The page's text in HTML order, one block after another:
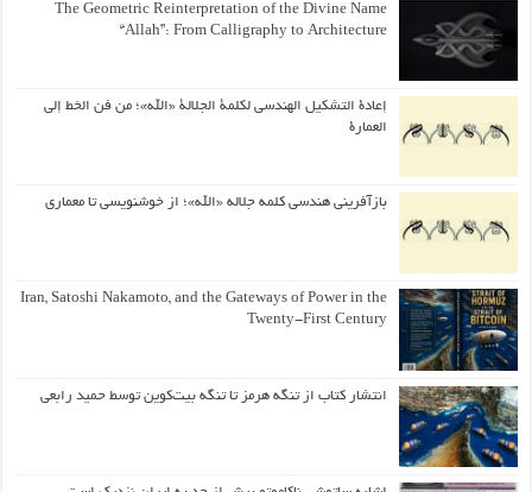
The Geometric Reinterpretation of the Divine Name
“Allah”: From Calligraphy to Architecture
إعادة التشكيل الهندسي لكلمة الجلالة «الله»؛ من فن الخط إلى
العمارة
بازآفرینی هندسی کلمه جلاله «الله»؛ از خوشنویسی تا معماری
Iran, Satoshi Nakamoto, and the Gateways of Power in the
Twenty-First Century
انتشار کتاب از تنگه هرمز تا تنگه بیت‌کوین توسط حمید رابعی